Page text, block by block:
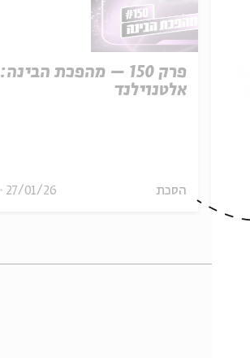
פרק 150 – מהפכת הבינה:
אלטנוילנד
הסכת 27/01/26